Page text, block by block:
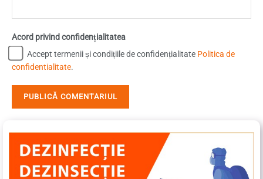
Acord privind confidențialitatea
Accept termenii și condițiile de confidențialitate Politica de
confidentialitate.